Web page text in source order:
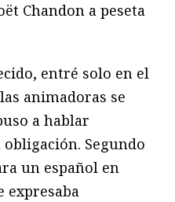
Chandon a peseta
entré solo en el
animadoras se
a hablar
Segundo
un español en
expresaba